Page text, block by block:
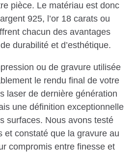
pièce. Le matériau est donc
925, l’or 18 carats ou
chacun des avantages
durabilité et d’esthétique.
ou de gravure utilisée
le rendu final de votre
laser de dernière génération
une définition exceptionnelle
surfaces. Nous avons testé
et constaté que la gravure au
compromis entre finesse et